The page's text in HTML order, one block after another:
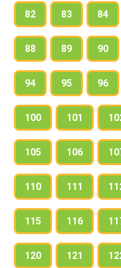
82 83 84
88 89 90
94 95 96
100 101
105 106
110 111
115 116
120 121